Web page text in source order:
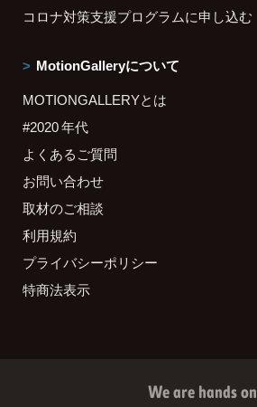
コロナ対策支援プログラムに申し込む
MotionGalleryについて
MOTIONGALLERYとは
#2020 年代
よくあるご質問
お問い合わせ
取材のご相談
利用規約
プライバシーポリシー
特商法表示
We are hands on